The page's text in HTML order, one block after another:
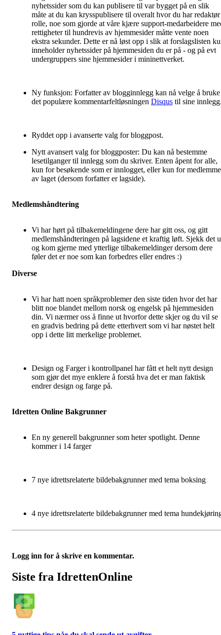
nyhetssider som du kan publisere til var bygget på en slik
måte at du kan krysspublisere til overalt hvor du har redaktør
rolle, noe som gjorde at våre kjære support-medarbeidere
rettigheter til hundrevis av hjemmesider måtte vente noen
ekstra sekunder. Dette er nå løst opp i slik at forslagslisten
inneholder nyhetssider på hjemmesiden du er på - og på evt
undergruppers sine hjemmesider i mininettverket.
Ny funksjon: Forfatter av blogginnlegg kan nå velge å bruke
det populære kommentarfeltløsningen Disqus til sine
Ryddet opp i avanserte valg for bloggpost.
Nytt avansert valg for bloggposter: Du kan nå bestemme
lesetilganger til innlegg som du skriver. Enten åpent for alle,
kun for besøkende som er innlogget, eller kun for
av laget (dersom forfatter er lagside).
Medlemshåndtering
Vi har hørt på tilbakemeldingene dere har gitt oss, og gitt
medlemshåndteringen på lagsidene et kraftig løft. Sjekk det
og kom gjerne med ytterlige tilbakemeldinger dersom dere
føler det er noe som kan forbedres eller endres :)
Diverse
Vi har hatt noen språkproblemer den siste tiden hvor det har
blitt noe blandet mellom norsk og engelsk på hjemmesiden
din. Vi nærmer oss å finne ut hvorfor dette skjer og du vil se
en gradvis bedring på dette etterhvert som vi har nøstet helt
opp i dette litt merkelige problemet.
Design og Farger i kontrollpanel har fått et helt nytt design
som gjør det mye enklere å forstå hva det er man faktisk
endrer design og farge på.
Idretten Online Bakgrunner
En ny generell bakgrunner som heter spotlight. Denne
kommer i 14 farger
7 nye idrettsrelaterte bildebakgrunner med tema boksing
4 nye idrettsrelaterte bildebakgrunner med tema
Logg inn for å skrive en kommentar.
Siste fra IdrettenOnline